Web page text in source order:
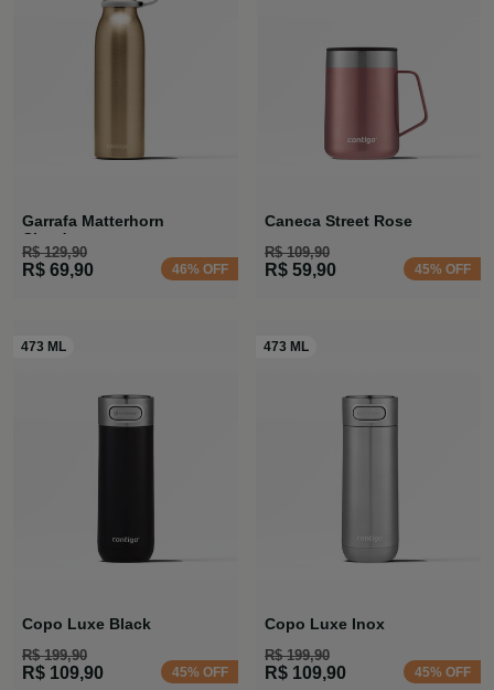
Garrafa Matterhorn
Chardonnay
R$ 129,90
R$ 69,90 46% OFF
Caneca Street Rose
R$ 109,90
R$ 59,90 45% OFF
Copo Luxe Black
R$ 199,90
R$ 109,90 45% OFF
Copo Luxe Inox
R$ 199,90
R$ 109,90 45% OFF